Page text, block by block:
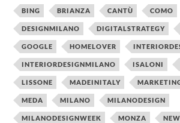
b
o
ok
ail ts
A
p
p
tF
ri
e
n
dl
y
n
di
vi
di
BING BRIANZA CANTÙ COMO
DESIGNMILANO DIGITALSTRATEGY
GOOGLE HOMELOVER
INTERIORDESIGNMILANO ISALONI
LISSONE MADEINITALY
MEDA MILANO MILANODESIGN
MILANODESIGNWEEK MONZA